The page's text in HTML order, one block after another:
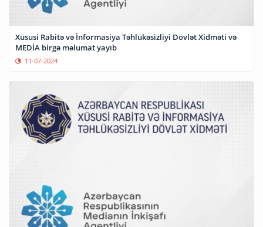
Xüsusi Rabitə və İnformasiya Təhlükəsizliyi Dövlət Xidməti və
MEDİA birgə məlumat yayıb
11-07-2024